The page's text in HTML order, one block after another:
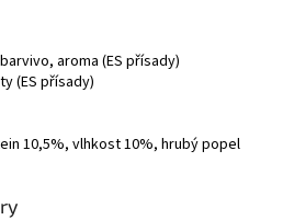
aroma (ES přísady)
(ES přísady)
10,5%, vlhkost 10%, hrubý popel